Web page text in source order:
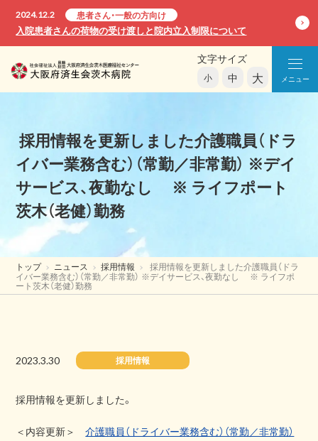
2024.12.2 患者さん・一般の方向け
入院患者さんの荷物の受け渡しと院内立入制限について
文字サイズ
小 中 大 メニュー
採用情報を更新しました介護職員（ドラ
イバー業務含む）（常勤／非常勤） ※デイ
サービス、夜勤なし ※ ライフポート
茨木（老健）勤務
トップ ニュース 採用情報 採用情報を更新しました介護職員（ドラ
イバー業務含む）（常勤／非常勤） ※デイサービス、夜勤なし ※ ライフポ
ート茨木（老健）勤務
2023.3.30 採用情報
採用情報を更新しました。
＜内容更新＞介護職員（ドライバー業務含む）（常勤／非常勤）